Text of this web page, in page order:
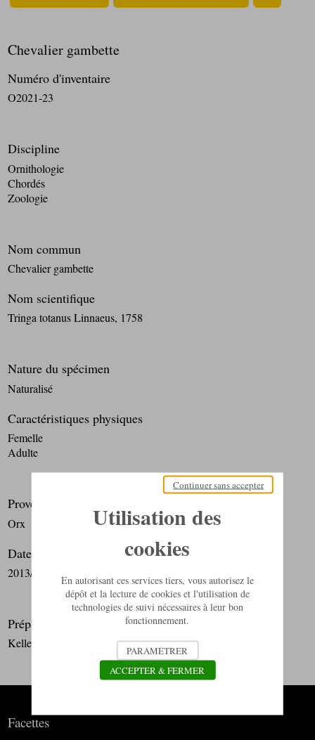
Chevalier gambette
Numéro d'inventaire
O2021-23
Discipline
Ornithologie
Chordés
Zoologie
Nom commun
Chevalier gambette
Nom scientifique
Tringa totanus Linnaeus, 1758
Nature du spécimen
Naturalisé
Caractéristiques physiques
Femelle
Adulte
Provenance
Orx
Date de collecte
2013/09/05 : Collecte de terrain
Préparateur / taxidermiste
Keller Gilles
Facettes
Utilisation des
cookies
En autorisant ces services tiers, vous autorisez le
dépôt et la lecture de cookies et l'utilisation de
technologies de suivi nécessaires à leur bon
fonctionnement.
Continuer sans accepter
PARAMÉTRER
ACCEPTER & FERMER